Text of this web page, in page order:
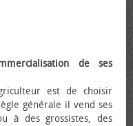
de ses
est de choisir
générale il vend ses
à des grossistes, des